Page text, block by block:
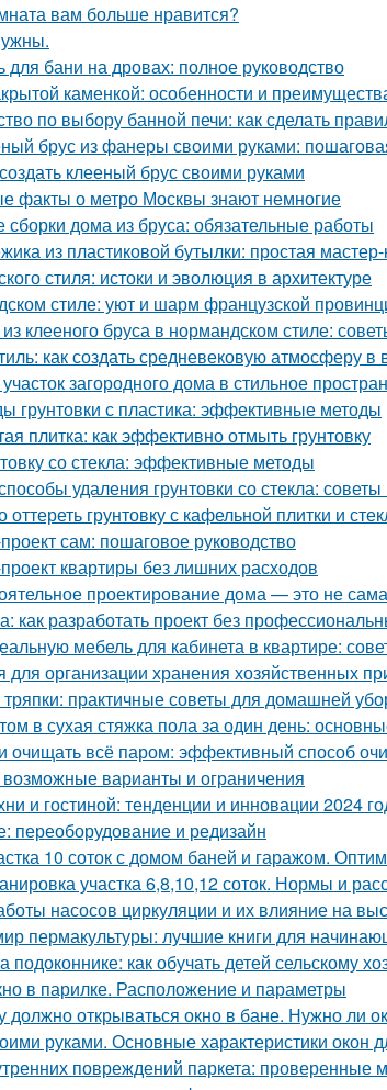
вам больше нравится?
для бани на дровах: полное руководство
каменкой: особенности и
по выбору банной печи: как сделать
брус из фанеры своими руками:
клееный брус своими руками
факты о метро Москвы знают немногие
сборки дома из бруса: обязательные работы
из пластиковой бутылки: простая мастер-
стиля: истоки и эволюция в архитектуре
стиле: уют и шарм французской
клееного бруса в нормандском стиле:
как создать средневековую атмосферу
загородного дома в стильное
грунтовки с пластика: эффективные методы
плитка: как эффективно отмыть грунтовку
со стекла: эффективные методы
удаления грунтовки со стекла:
грунтовку с кафельной плитки и
сам: пошаговое руководство
квартиры без лишних расходов
проектирование дома — это не
как разработать проект без
мебель для кабинета в квартире:
организации хранения хозяйственных
практичные советы для домашней
в сухая стяжка пола за один день:
очищать всё паром: эффективный способ
варианты и ограничения
и гостиной: тенденции и инновации 2024
переоборудование и редизайн
10 соток с домом баней и гаражом.
участка 6,8,10,12 соток. Нормы и
насосов циркуляции и их влияние на
пермакультуры: лучшие книги для
подоконнике: как обучать детей сельскому
в парилке. Расположение и параметры
должно открываться окно в бане. Нужно ли
руками. Основные характеристики окон
повреждений паркета: проверенные